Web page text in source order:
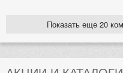
Показать еще 20